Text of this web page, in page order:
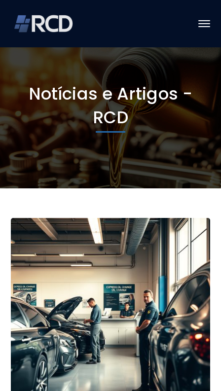
Notícias e Artigos -
RCD